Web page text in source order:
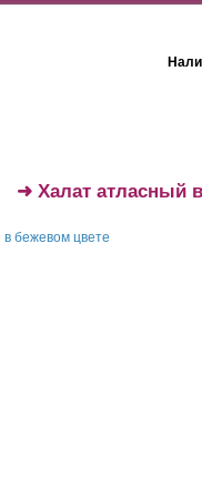
➜ Халат атласный